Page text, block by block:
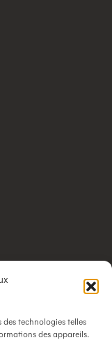
des technologies telles
des appareils.